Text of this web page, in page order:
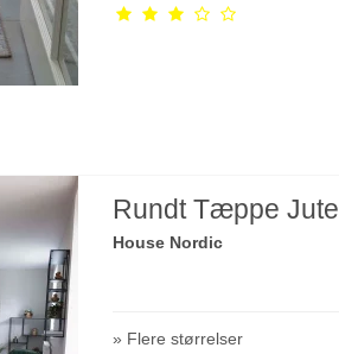
Rundt Tæppe Jute
House Nordic
» Flere størrelser